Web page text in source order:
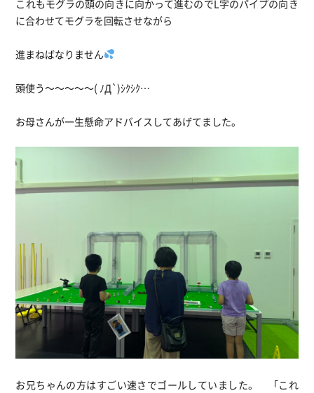
これもモグラの頭の向きに向かって進むのでL字のパイプの向き
に合わせてモグラを回転させながら
進まねばなりません
頭使う～～～～～( ﾉД`)ｼｸｼｸ…
お母さんが一生懸命アドバイスしてあげてました。
お兄ちゃんの方はすごい速さでゴールしていました。 「これ